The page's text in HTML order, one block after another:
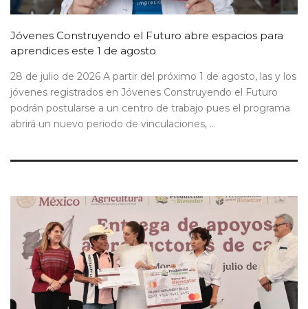
Jóvenes Construyendo el Futuro abre espacios para
aprendices este 1 de agosto
28 de julio de 2026 A partir del próximo 1 de agosto, las y los
jóvenes registrados en Jóvenes Construyendo el Futuro
podrán postularse a un centro de trabajo pues el programa
abrirá un nuevo periodo de vinculaciones, ...